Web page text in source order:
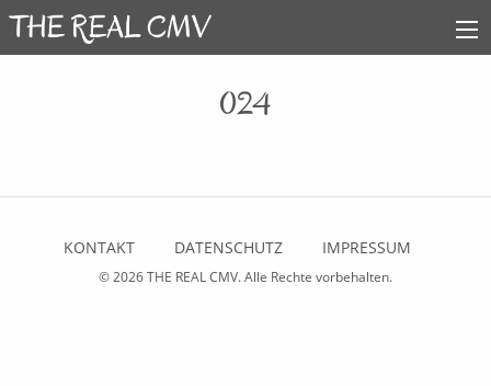
024
KONTAKT DATENSCHUTZ IMPRESSUM
© 2026THE REAL CMV. Alle Rechte vorbehalten.